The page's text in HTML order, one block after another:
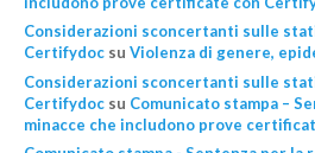
Considerazioni sconcertanti sulle
Certifydocsu Violenza di genere,
Considerazioni sconcertanti sulle
Certifydocsu Comunicato stampa –
minacce che includono prove